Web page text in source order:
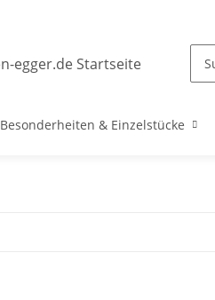
Besonderheiten & Einzelstücke